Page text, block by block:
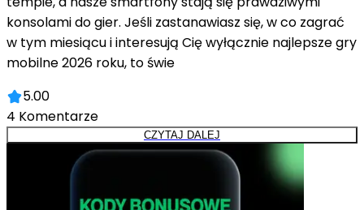
konsolami do gier. Jeśli zastanawiasz się, w co zagrać
w tym miesiącu i interesują Cię wyłącznie najlepsze gry
mobilne 2026 roku, to świe
5.00
4 Komentarze
CZYTAJ DALEJ